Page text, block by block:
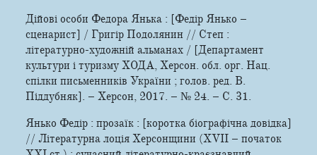
Дійові особи Федора Янька : [Федір Янько –
сценарист] / Григір Подолянин // Степ :
літературно-художній альманах / [Департамент
культури і туризму ХОДА, Херсон. обл. орг. Нац.
спілки письменників України ; голов. ред. В.
Піддубняк]. – Херсон, 2017. – № 24. – С. 31.
Янько Федір : прозаїк : [коротка біографічна довідка]
// Літературна лоція Херсонщини (XVII – початок